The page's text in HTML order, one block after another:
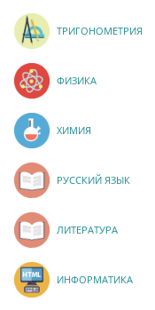
ТРИГОНОМЕТРИЯ
ФИЗИКА
ХИМИЯ
РУССКИЙ ЯЗЫК
ЛИТЕРАТУРА
ИНФОРМАТИКА